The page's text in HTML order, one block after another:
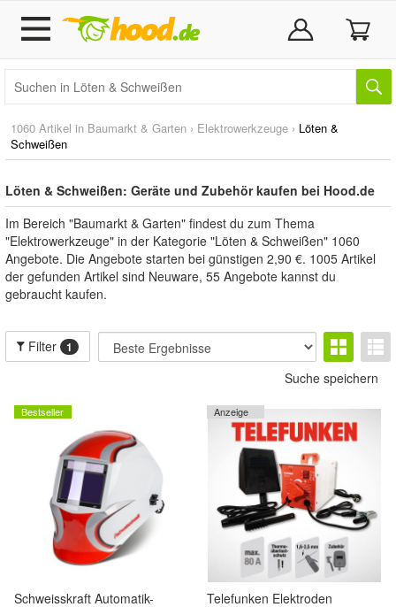
1060 Artikel in Baumarkt & Garten › Elektrowerkzeuge › Löten &
Schweißen
Löten & Schweißen: Geräte und Zubehör kaufen bei Hood.de
Im Bereich "Baumarkt & Garten" findest du zum Thema
"Elektrowerkzeuge" in der Kategorie "Löten & Schweißen" 1060
Angebote. Die Angebote starten bei günstigen 2,90 €. 1005 Artikel
der gefunden Artikel sind Neuware, 55 Angebote kannst du
gebraucht kaufen.
Filter 1
Suche speichern
Bestseller
Schweisskraft Automatik-
Anzeige
Telefunken Elektroden